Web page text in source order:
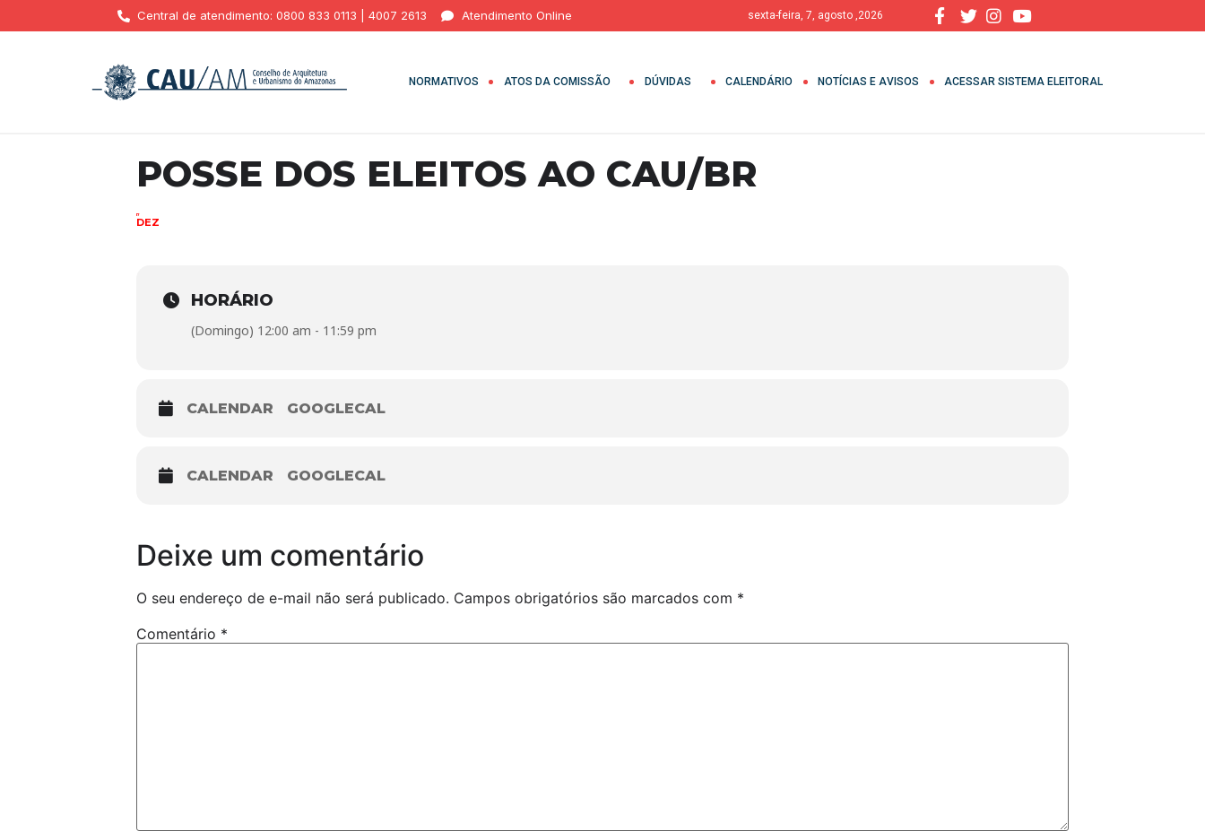
Central de atendimento: 0800 833 0113 | 4007 2613 Atendimento Online sexta-feira, 7, agosto ,2026
NORMATIVOS ATOS DA COMISSÃO DÚVIDAS CALENDÁRIO NOTÍCIAS E AVISOS ACESSAR SISTEMA ELEITORAL
POSSE DOS ELEITOS AO CAU/BR
17
DEZ
HORÁRIO
(Domingo) 12:00 am - 11:59 pm
CALENDAR GOOGLECAL
CALENDAR GOOGLECAL
Deixe um comentário
O seu endereço de e-mail não será publicado. Campos obrigatórios são marcados com *
Comentário *